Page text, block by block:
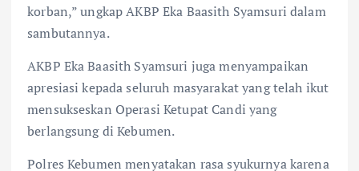
korban,” ungkap AKBP Eka Baasith Syamsuri dalam
sambutannya.
AKBP Eka Baasith Syamsuri juga menyampaikan
apresiasi kepada seluruh masyarakat yang telah ikut
mensukseskan Operasi Ketupat Candi yang
berlangsung di Kebumen.
Polres Kebumen menyatakan rasa syukurnya karena